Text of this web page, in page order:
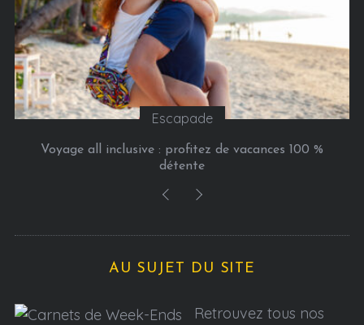
Escapade
Voyage all inclusive : profitez de vacances 100 %
détente
AU SUJET DU SITE
Retrouvez tous nos